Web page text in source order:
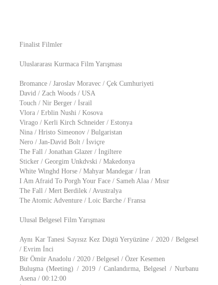
Finalist Filmler
Uluslararası Kurmaca Film Yarışması
Bromance / Jaroslav Moravec / Çek Cumhuriyeti
David / Zach Woods / USA
Touch / Nir Berger / İsrail
Vlora / Erblin Nushi / Kosova
Virago / Kerli Kirch Schneider / Estonya
Nina / Hristo Simeonov / Bulgaristan
Nero / Jan-David Bolt / İsviçre
The Fall / Jonathan Glazer / İngiltere
Sticker / Georgim Unkdvski / Makedonya
White Winghd Horse / Mahyar Mandegar / İran
I Am Afraid To Porgh Your Face / Sameh Alaa / Mısır
The Fall / Mert Berdilek / Avustralya
The Atomic Adventure / Loic Barche / Fransa
Ulusal Belgesel Film Yarışması
Aynı Kar Tanesi Sayısız Kez Düştü Yeryüzüne / 2020 / Belgesel
/ Evrim İnci
Bir Ömür Anadolu / 2020 / Belgesel / Özer Kesemen
Buluşma (Meeting) / 2019 / Canlandırma, Belgesel / Nurbanu
Asena / 00:12:00